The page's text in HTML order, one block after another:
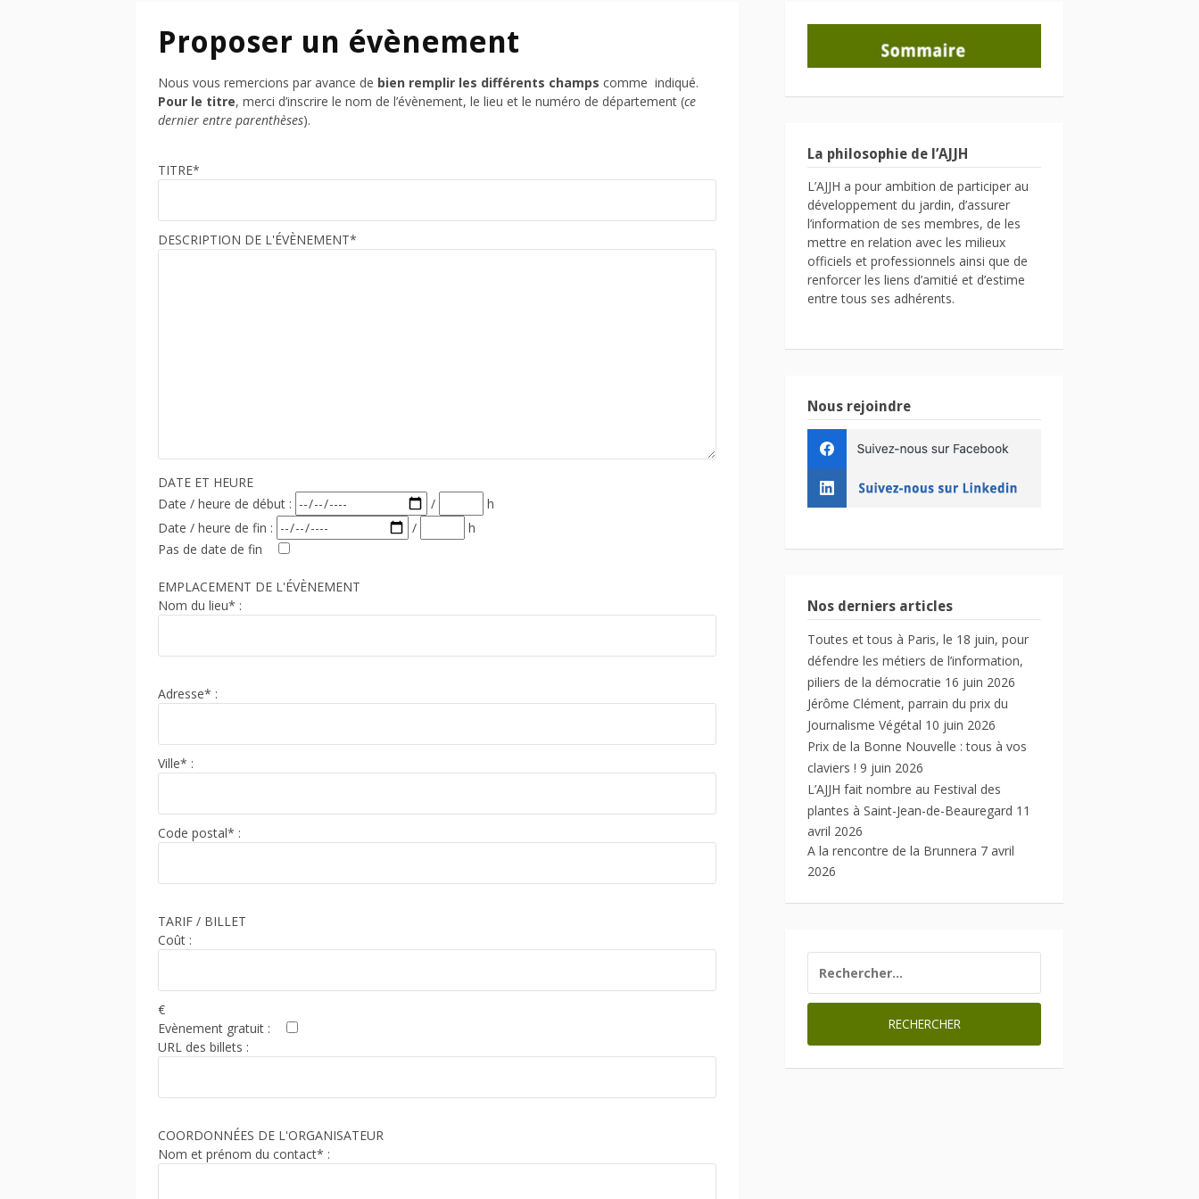
Proposer un évènement
Nous vous remercions par avance de bien remplir les différents champs comme indiqué.
Pour le titre, merci d’inscrire le nom de l’évènement, le lieu et le numéro de département (ce
dernier entre parenthèses).
TITRE*
DESCRIPTION DE L'ÉVÈNEMENT*
DATE ET HEURE
Date / heure de début :
/
h
Date / heure de fin :
/
h
Pas de date de fin
EMPLACEMENT DE L'ÉVÈNEMENT
Nom du lieu* :
Adresse* :
Ville* :
Code postal* :
TARIF / BILLET
Coût :
€
Evènement gratuit :
URL des billets :
COORDONNÉES DE L'ORGANISATEUR
Nom et prénom du contact* :
La philosophie de l’AJJH
L’AJJH a pour ambition de participer au
développement du jardin, d’assurer
l’information de ses membres, de les
mettre en relation avec les milieux
officiels et professionnels ainsi que de
renforcer les liens d’amitié et d’estime
entre tous ses adhérents.
Nous rejoindre
Nos derniers articles
Toutes et tous à Paris, le 18 juin, pour
défendre les métiers de l’information,
piliers de la démocratie 16 juin 2026
Jérôme Clément, parrain du prix du
Journalisme Végétal 10 juin 2026
Prix de la Bonne Nouvelle : tous à vos
claviers ! 9 juin 2026
L’AJJH fait nombre au Festival des
plantes à Saint-Jean-de-Beauregard 11
avril 2026
A la rencontre de la Brunnera 7 avril
2026